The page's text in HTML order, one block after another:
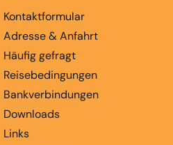
Kontaktformular
Adresse & Anfahrt
Häufig gefragt
Reisebedingungen
Bankverbindungen
Downloads
Links